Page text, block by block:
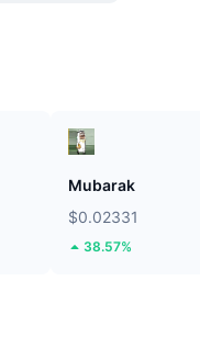
Mubarak
$0.02331
38.57%